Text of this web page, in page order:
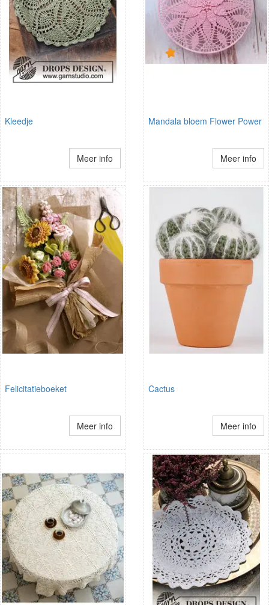
Kleedje
Meer info
Mandala bloem Flower Power
Meer info
Felicitatieboeket
Meer info
Cactus
Meer info